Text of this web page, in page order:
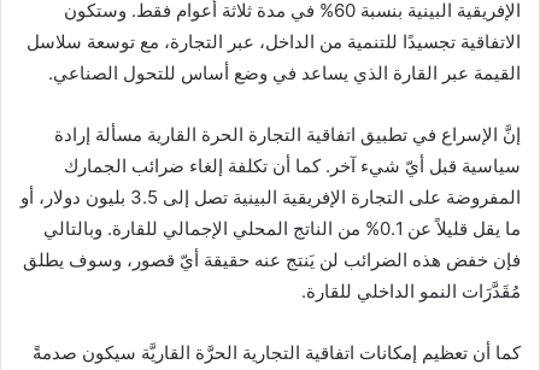
الإفريقية البينية بنسبة 60% في مدة ثلاثة أعوام فقط. وستكون
الاتفاقية تجسيدًا للتنمية من الداخل، عبر التجارة، مع توسعة سلاسل
القيمة عبر القارة الذي يساعد في وضع أساس للتحول الصناعي.
إنَّ الإسراع في تطبيق اتفاقية التجارة الحرة القارية مسألة إرادة
سياسية قبل أيّ شيء آخر. كما أن تكلفة إلغاء ضرائب الجمارك
المفروضة على التجارة الإفريقية البينية تصل إلى 3.5 بليون دولار، أو
ما يقل قليلاً عن 0.1% من الناتج المحلي الإجمالي للقارة. وبالتالي
فإن خفض هذه الضرائب لن يَنتج عنه حقيقة أيّ قصور، وسوف يطلق
مُقَدَّرَات النمو الداخلي للقارة.
كما أن تعظيم إمكانات اتفاقية التجارية الحرَّة القاريَّة سيكون صدمةً